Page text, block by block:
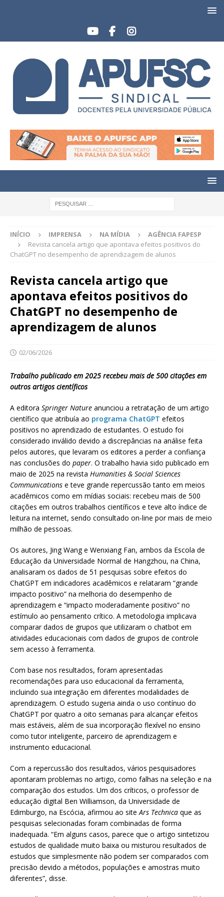
INÍCIO IMPRENSA NA MÍDIA
AGÊNCIA FAPESP
Revista cancela artigo que apontava efeitos positivos do
ChatGPT no desempenho de aprendizagem de alunos
Revista cancela artigo que
apontava efeitos positivos do
ChatGPT no desempenho de
aprendizagem de alunos
02/06/2026
Trabalho publicado em 2025 recebeu mais de 500 citações em
outros artigos científicos
A editora Springer Nature anunciou a retratação de um artigo
científico que atribuía ao programa ChatGPT efeitos
positivos no aprendizado de estudantes. O estudo foi
considerado inválido devido a discrepâncias na análise feita
pelos autores, que levaram os editores a perder a confiança
nas conclusões do paper. O trabalho havia sido publicado em
maio de 2025 na revista Humanities & Social Sciences
Communications e teve grande repercussão tanto em meios
acadêmicos como em mídias sociais: recebeu mais de 500
citações em outros trabalhos científicos e teve alto índice de
leitura na internet, sendo consultado on-line por mais de meio
milhão de pessoas.
Os autores, Jing Wang e Wenxiang Fan, ambos da Escola de
Educação da Universidade Normal de Hangzhou, na China,
analisaram os dados de 51 pesquisas sobre efeitos do
ChatGPT em indicadores acadêmicos e relataram “grande
impacto positivo” na melhoria do desempenho de
aprendizagem e “impacto moderadamente positivo” no
estímulo ao pensamento crítico. A metodologia implicava
comparar dados de grupos que utilizaram o chatbot em
atividades educacionais com dados de grupos de controle
sem acesso à ferramenta.
Com base nos resultados, foram apresentadas
recomendações para uso educacional da ferramenta,
incluindo sua integração em diferentes modalidades de
aprendizagem. O estudo sugeria ainda o uso contínuo do
ChatGPT por quatro a oito semanas para alcançar efeitos
mais estáveis, além de sua incorporação flexível no ensino
como tutor inteligente, parceiro de aprendizagem e
instrumento educacional.
Com a repercussão dos resultados, vários pesquisadores
apontaram problemas no artigo, como falhas na seleção e na
comparação dos estudos. Um dos críticos, o professor de
educação digital Ben Williamson, da Universidade de
Edimburgo, na Escócia, afirmou ao siteArs Technica que as
pesquisas selecionadas foram combinadas de forma
inadequada. “Em alguns casos, parece que o artigo sintetizou
estudos de qualidade muito baixa ou misturou resultados de
estudos que simplesmente não podem ser comparados com
precisão devido a métodos, populações e amostras muito
diferentes”, disse.